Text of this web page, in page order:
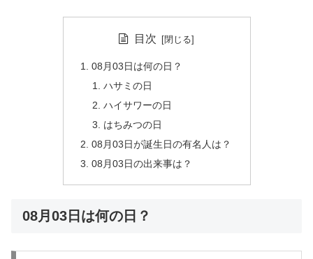
目次
08月03日は何の日？
ハサミの日
ハイサワーの日
はちみつの日
08月03日が誕生日の有名人は？
08月03日の出来事は？
08月03日は何の日？